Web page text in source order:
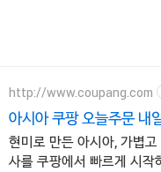
http://www.coupang.com
아시아 쿠팡 오늘주문 내
현미로 만든 아시아, 가볍
사를 쿠팡에서 빠르게 시작